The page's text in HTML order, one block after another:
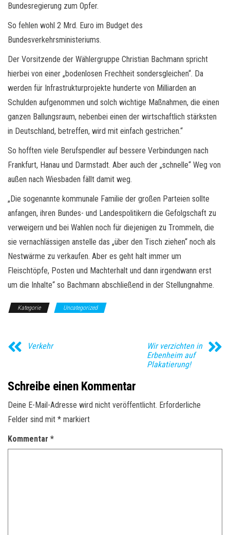
Bundesregierung zum Opfer.
So fehlen wohl 2 Mrd. Euro im Budget des
Bundesverkehrsministeriums.
Der Vorsitzende der Wählergruppe Christian Bachmann spricht
hierbei von einer „bodenlosen Frechheit sondersgleichen“. Da
werden für Infrastrukturprojekte hunderte von Milliarden an
Schulden aufgenommen und solch wichtige Maßnahmen, die einen
ganzen Ballungsraum, nebenbei einen der wirtschaftlich stärksten
in Deutschland, betreffen, wird mit einfach gestrichen.“
So hofften viele Berufspendler auf bessere Verbindungen nach
Frankfurt, Hanau und Darmstadt. Aber auch der „schnelle“ Weg von
außen nach Wiesbaden fällt damit weg.
„Die sogenannte kommunale Familie der großen Parteien sollte
anfangen, ihren Bundes- und Landespolitikern die Gefolgschaft zu
verweigern und bei Wahlen noch für diejenigen zu Trommeln, die
sie vernachlässigen anstelle das „über den Tisch ziehen“ noch als
Nestwärme zu verkaufen. Aber es geht halt immer um
Fleischtöpfe, Posten und Machterhalt und dann irgendwann erst
um die Inhalte“ so Bachmann abschließend in der Stellungnahme.
Kategorie Uncategorized
Verkehr
Wir verzichten in
Erbenheim auf
Plakatierung!
Schreibe einen Kommentar
Deine E-Mail-Adresse wird nicht veröffentlicht. Erforderliche
Felder sind mit * markiert
Kommentar *